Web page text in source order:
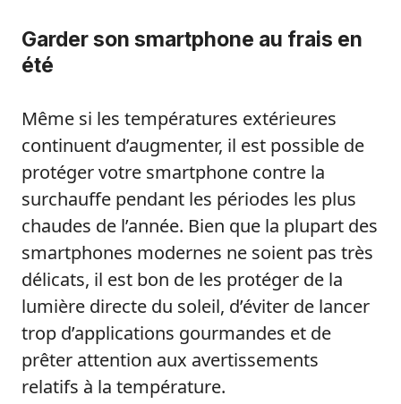
Garder son smartphone au frais en
été
Même si les températures extérieures
continuent d’augmenter, il est possible de
protéger votre smartphone contre la
surchauffe pendant les périodes les plus
chaudes de l’année. Bien que la plupart des
smartphones modernes ne soient pas très
délicats, il est bon de les protéger de la
lumière directe du soleil, d’éviter de lancer
trop d’applications gourmandes et de
prêter attention aux avertissements
relatifs à la température.